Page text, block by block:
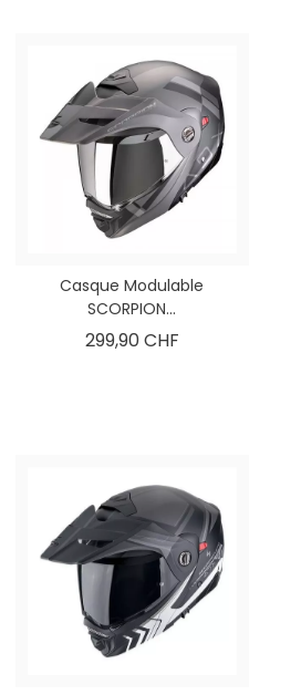
perfectionnement
Découvrez comment...
Lire l'article
Casque Modulable
SCORPION...
299,90 CHFPrix